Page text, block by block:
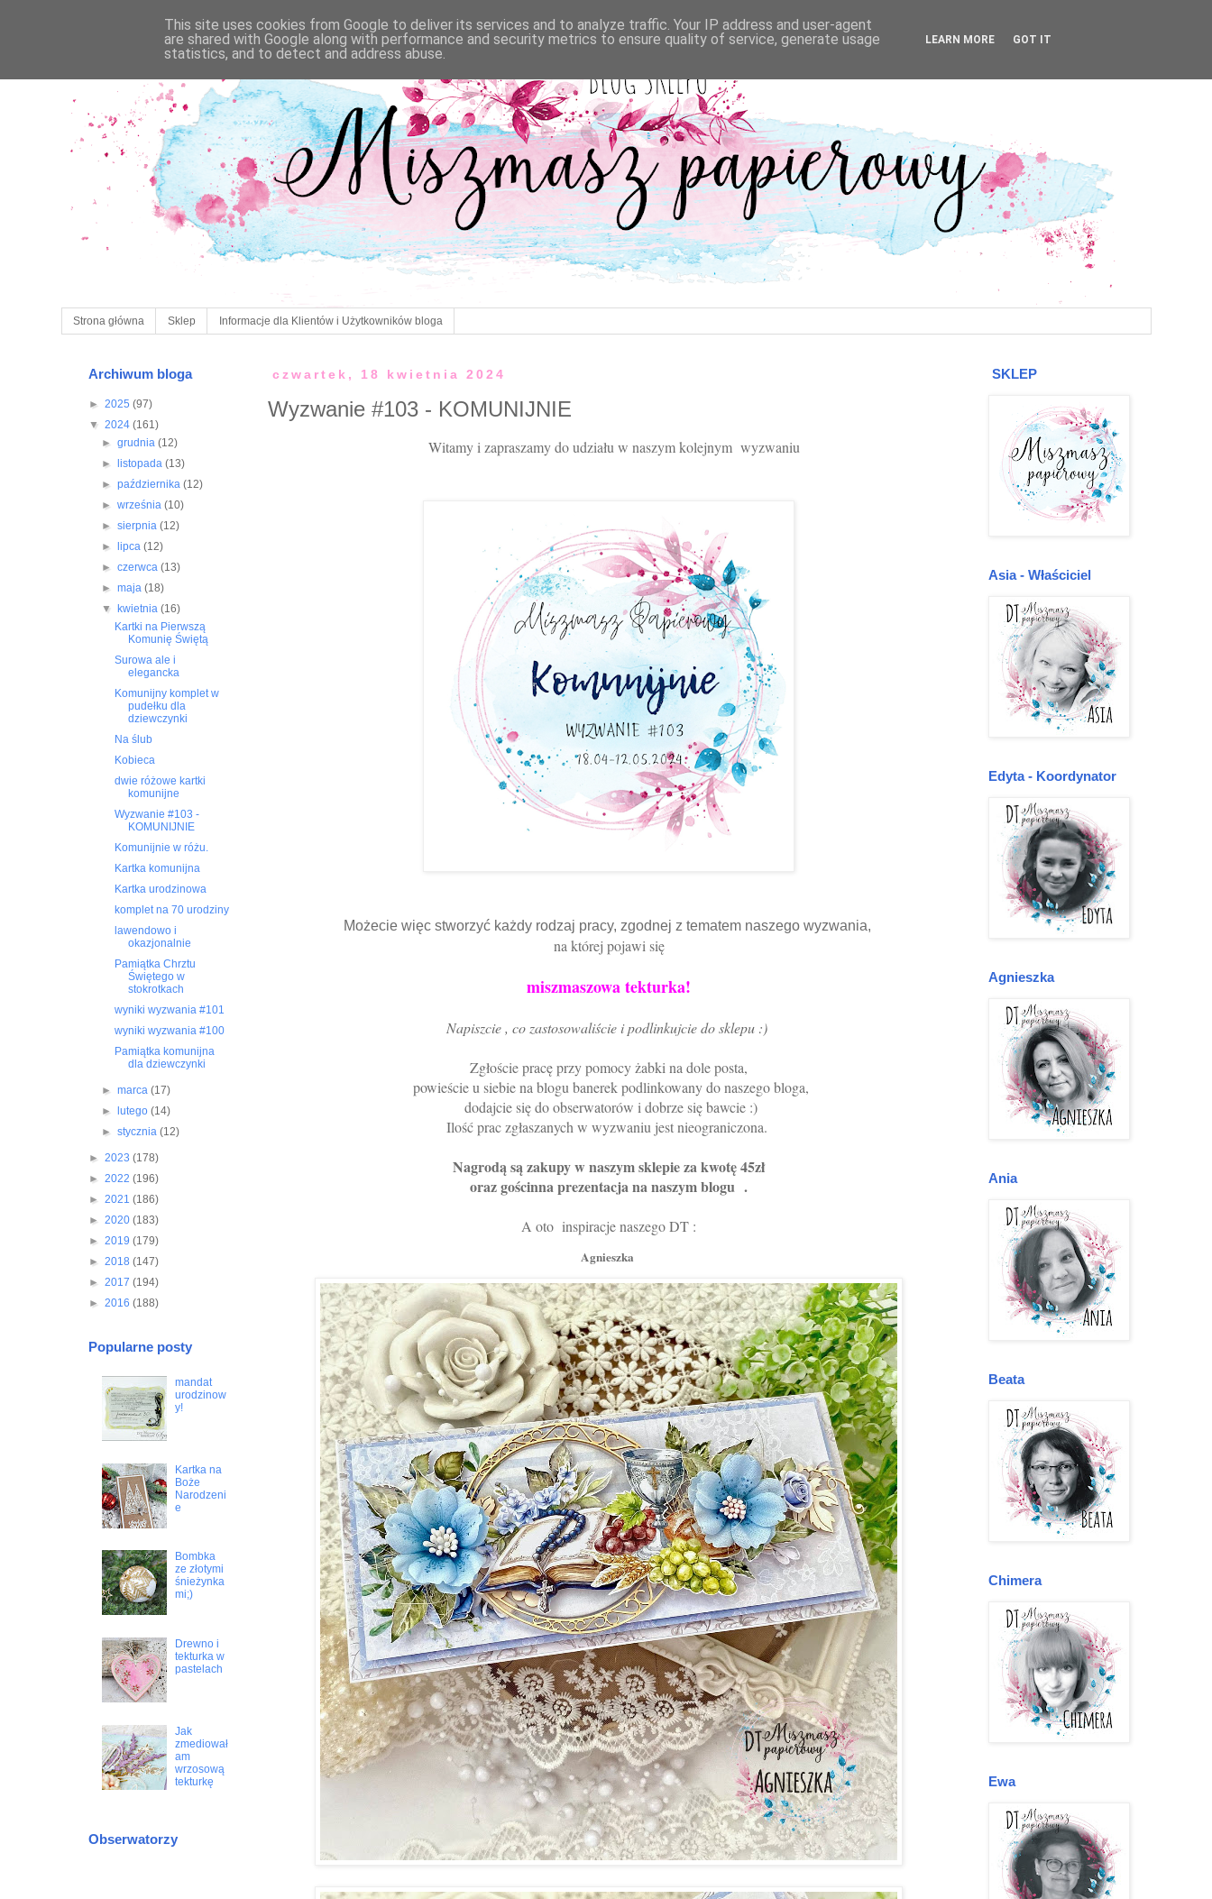
Strona główna Sklep Informacje dla Klientów i Użytkowników bloga
czwartek, 18 kwietnia 2024
Wyzwanie #103 - KOMUNIJNIE
Witamy i zapraszamy do udziału w naszym kolejnym wyzwaniu
Możecie więc stworzyć każdy rodzaj pracy, zgodnej z tematem naszego wyzwania,
na której pojawi się
miszmaszowa tekturka!
Napiszcie , co zastosowaliście i podlinkujcie do sklepu :)
Zgłoście pracę przy pomocy żabki na dole posta,
powieście u siebie na blogu banerek podlinkowany do naszego bloga,
dodajcie się do obserwatorów i dobrze się bawcie :)
Ilość prac zgłaszanych w wyzwaniu jest nieograniczona.
Nagrodą są zakupy w naszym sklepie za kwotę 45zł
oraz gościnna prezentacja na naszym blogu .
A oto inspiracje naszego DT :
Agnieszka
Archiwum bloga
► 2025 (97)
▼ 2024 (161)
► grudnia (12)
►
listopada (13)
► października (12)
► września (10)
► sierpnia (12)
►
lipca (12)
► czerwca (13)
► maja (18)
▼
kwietnia (16)
Kartki na Pierwszą
Komunię Świętą
Surowa ale i
elegancka
Komunijny komplet w
pudełku dla
dziewczynki
Na ślub
Kobieca
dwie różowe kartki
komunijne
Wyzwanie #103 -
KOMUNIJNIE
Komunijnie w różu.
Kartka komunijna
Kartka urodzinowa
komplet na 70 urodziny
lawendowo i
okazjonalnie
Pamiątka Chrztu
Świętego w
stokrotkach
wyniki wyzwania #101
wyniki wyzwania #100
Pamiątka komunijna
dla dziewczynki
► marca (17)
►
lutego (14)
► stycznia (12)
► 2023 (178)
► 2022 (196)
► 2021 (186)
► 2020 (183)
► 2019 (179)
► 2018 (147)
► 2017 (194)
► 2016 (188)
Popularne posty
mandat
urodzinow
y!
Kartka na
Boże
Narodzeni
e
Bombka
ze złotymi
śnieżynka
mi;)
Drewno i
tekturka w
pastelach
Jak
zmediował
am
wrzosową
tekturkę
Obserwatorzy
SKLEP
Asia - Właściciel
Edyta - Koordynator
Agnieszka
Ania
Beata
Chimera
Ewa
This site uses cookies from Google to deliver its services and to analyze traffic. Your IP address and user-agent
are shared with Google along with performance and security metrics to ensure quality of service, generate usage
statistics, and to detect and address abuse.
LEARN MORE GOT IT